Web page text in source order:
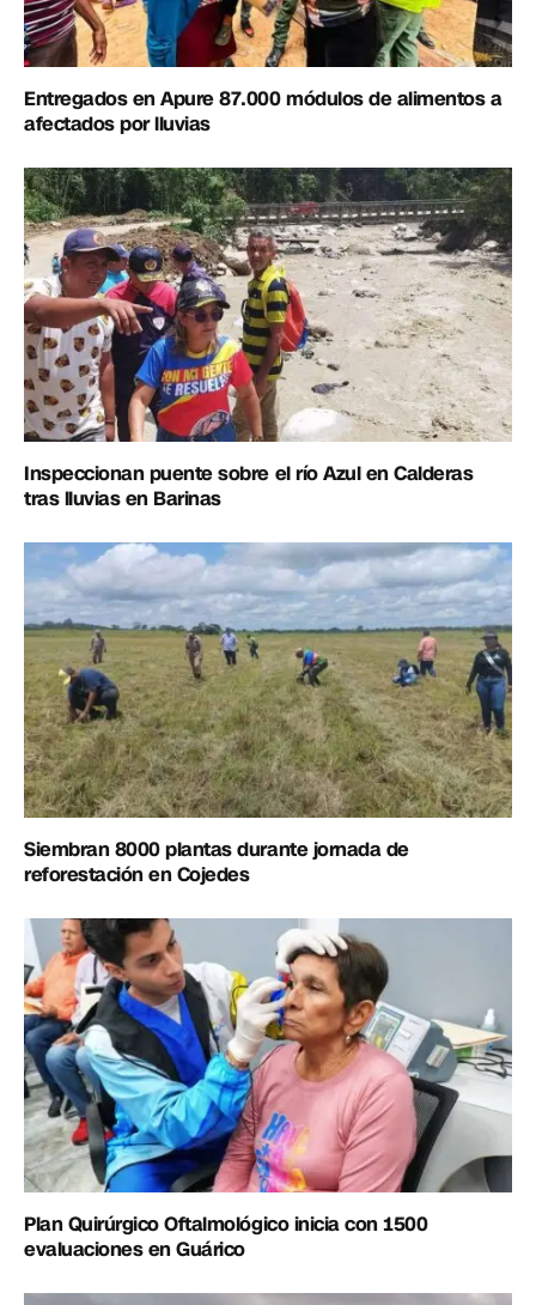
Entregados en Apure 87.000 módulos de alimentos a
afectados por lluvias
Inspeccionan puente sobre el río Azul en Calderas
tras lluvias en Barinas
Siembran 8000 plantas durante jornada de
reforestación en Cojedes
Plan Quirúrgico Oftalmológico inicia con 1500
evaluaciones en Guárico